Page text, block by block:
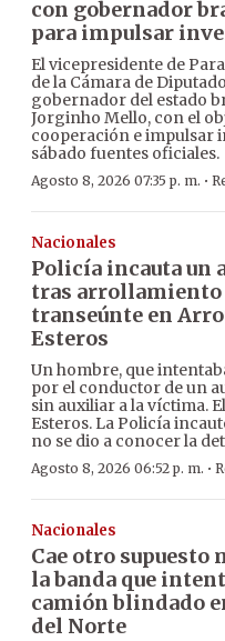
con gobernador
para impulsar
El vicepresidente de
de la Cámara de
gobernador del estado
Jorginho Mello, con el
cooperación e impulsar
sábado fuentes oficiales.
Agosto 8, 2026 07:35 p. m. ·
Nacionales
Policía incauta un
tras arrollamiento
transeúnte en
Esteros
Un hombre, que
por el conductor de un
sin auxiliar a la víctima.
Esteros. La Policía
no se dio a conocer la
Agosto 8, 2026 06:52 p. m. ·
Nacionales
Cae otro supuesto
la banda que
camión blindado
del Norte